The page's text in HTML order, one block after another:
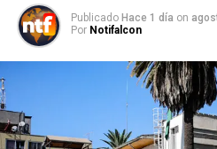
Publicado Hace 1 día on
Por Notifalcon